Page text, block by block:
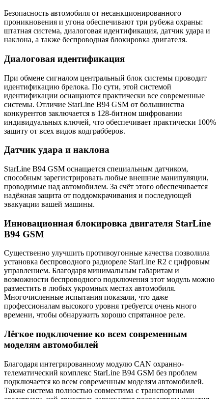
Безопасность автомобиля от несанкционированного
проникновения и угона обеспечивают три рубежа охраны:
штатная система, диалоговая идентификация, датчик удара и
наклона, а также беспроводная блокировка двигателя.
Диалоговая идентификация
При обмене сигналом центральный блок системы проводит
идентификацию брелока. По сути, этой системой
идентификации оснащаются практически все современные
системы. Отличие StarLine B94 GSM от большинства
конкурентов заключается в 128-битном шифровании
индивидуальных ключей, что обеспечивает практически 100%
защиту от всех видов кодграбберов.
Датчик удара и наклона
StarLine B94 GSM оснащается специальным датчиком,
способным зарегистрировать любые внешние манипуляции,
проводимые над автомобилем. За счёт этого обеспечивается
надёжная защита от поддомкрачивания и последующей
эвакуации вашей машины.
Инновационная блокировка двигателя StarLine
B94 GSM
Существенно улучшить противоугонные качества позволила
установка беспроводного радиореле StarLine R2 с цифровым
управлением. Благодаря минимальным габаритам и
возможности беспроводного подключения этот модуль можно
разместить в любых укромных местах автомобиля.
Многочисленные испытания показали, что даже
профессионалам высокого уровня требуется очень много
времени, чтобы обнаружить хорошо спрятанное реле.
Лёгкое подключение ко всем современным
моделям автомобилей
Благодаря интегрированному модулю CAN охранно-
телематический комплекс StarLine B94 GSM без проблем
подключается ко всем современным моделям автомобилей.
Также система полностью совместима с транспортными